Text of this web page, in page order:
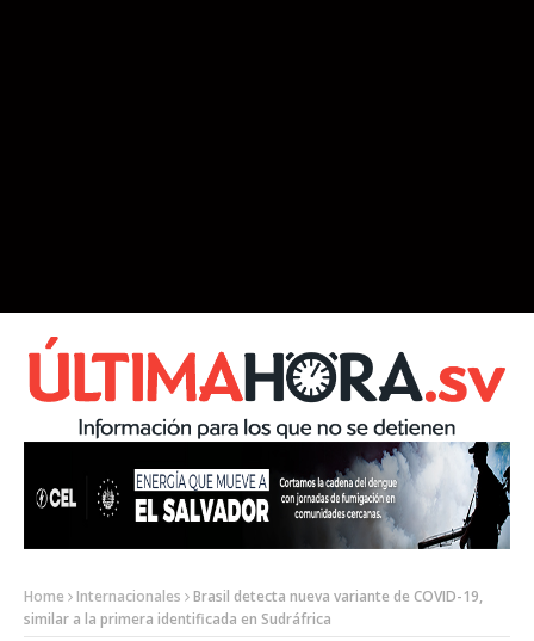
Home Internacionales
Brasil detecta nueva variante de COVID-19,
similar a la primera identificada en Sudráfrica